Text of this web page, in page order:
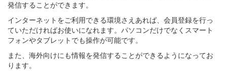
発信することができます。
インターネットをご利用できる環境さえあれば、会員登録を行っ
ていただければお使いになれます。パソコンだけでなくスマート
フォンやタブレットでも操作が可能です。
また、海外向けにも情報を発信することができるようになってお
ります。